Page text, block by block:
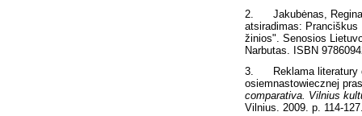
2. Jakubėnas, Regina,
atsiradimas:
žinios". Senosios
Narbutas. ISBN
3. Reklama literatury
osiemnastowiecznej
comparativa. Vilnius
Vilnius. 2009. p. 114-